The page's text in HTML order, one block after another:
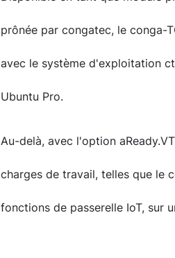
prônée par congatec, le conga-
avec le système d'exploitation
Ubuntu Pro.
Au-delà, avec l'option
charges de travail, telles que le
fonctions de passerelle IoT, sur